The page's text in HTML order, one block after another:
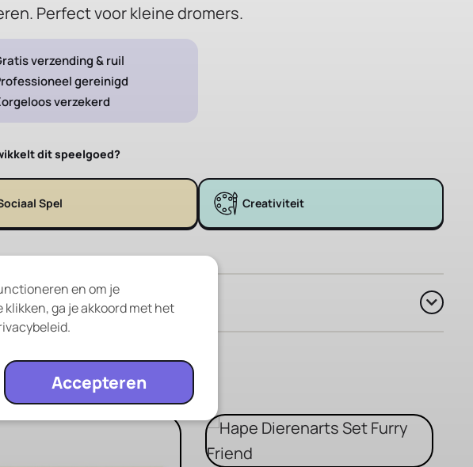
Perfect voor kleine dromers.
verzending & ruil
gereinigd
verzekerd
dit speelgoed?
Spel Creativiteit
ook…
en om je
ga je akkoord met het
Accepteren